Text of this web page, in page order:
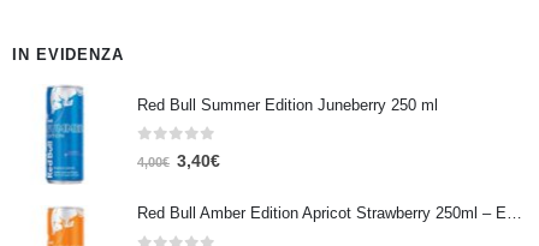
IN EVIDENZA
Red Bull Summer Edition Juneberry 250 ml
Su 5
4,00€ 3,40€
Red Bull Amber Edition Apricot Strawberry 250ml – Energy Drink Albicocca e Fragola